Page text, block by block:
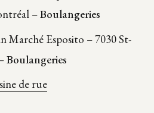
–Boulangeries
Marché Esposito – 7030 St-
Boulangeries
de rue